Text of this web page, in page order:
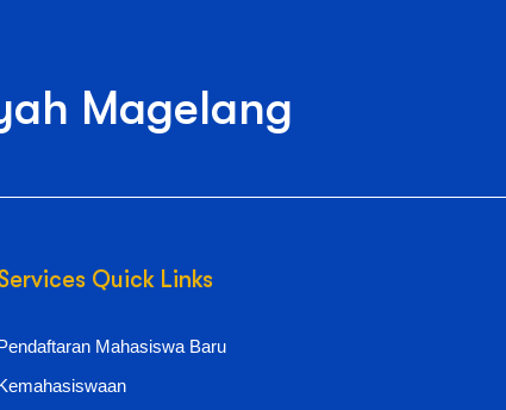
Magelang
Quick Links
Mahasiswa Baru